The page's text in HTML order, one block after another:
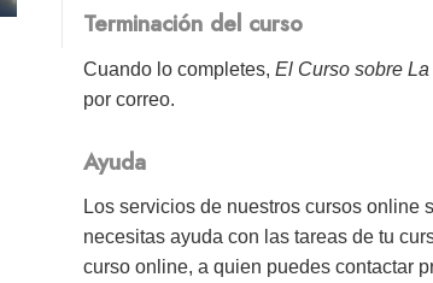
Terminación del curso
Cuando lo completes,El Curso sobre
por correo.
Ayuda
Los servicios de nuestros cursos online
necesitas ayuda con las tareas de tu
curso online, a quien puedes contactar